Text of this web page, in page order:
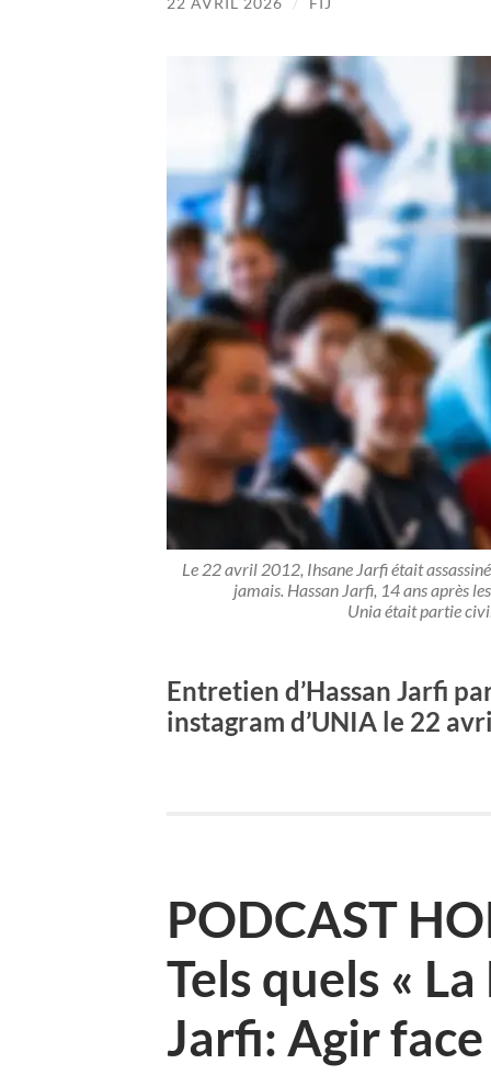
Le 22 avril 2012, Ihsane Jarfi était
jamais. Hassan Jarfi, 14 ans après
Unia était partie
Entretien d’Hassan Jarfi
instagram d’UNIA le 22
PODCAST
Tels quels «
Jarfi: Agir